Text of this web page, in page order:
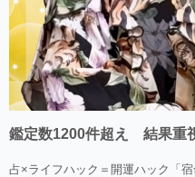
鑑定数1200件超え 結果重
占×ライフハック＝開運ハック「